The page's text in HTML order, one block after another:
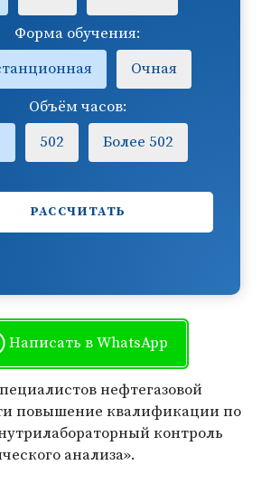
Форма обучения:
Очная
Объём часов:
502 Более 502
РАССЧИТАТЬ
Написать в WhatsApp
нефтегазовой
повышение квалификации по
контроль
анализа».